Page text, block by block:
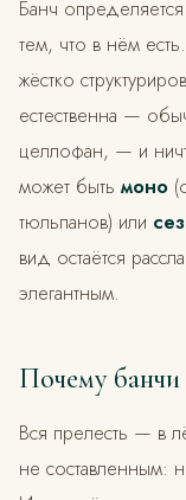
Банч
тем, что в нём
жёстко
естественна —
целлофан, — и
может быть моно
тюльпанов) или
вид остаётся
элегантным.
Почему
Вся прелесть — в
не составленным: